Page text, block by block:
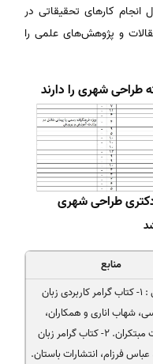
انجام کارهای تحقیقاتی در
و پژوهش‌های علمی را
طراحی شهری را دارند
دکتری طراحی شهری
منابع
عمومی : ۱- کتاب گرامر کاربردی زبان
شهاب اناری و همکاران،
انتشارات مبتکران. ۲- کتاب گرامر زبان
فرزام، انتشارات باستان.